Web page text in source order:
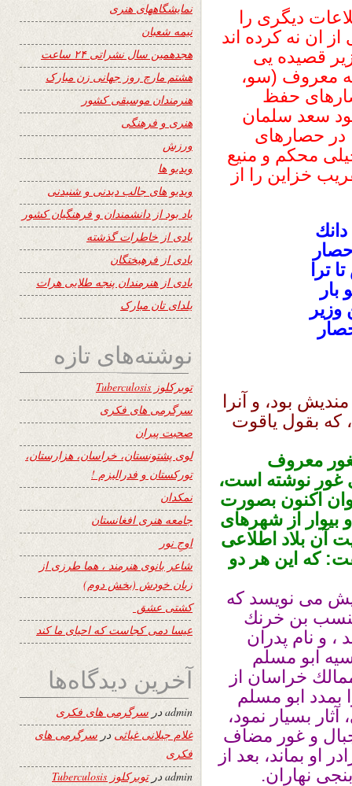
ديگرى را
ان نه كرده‏ اند
قصيده ‏يى
معروف (سو،
حفظ
سعد سلمان
در حصارهاى
محكم و منيع
خزاين را از
ترا
بار
بود، و آنرا
بقول ياقوت
معروف
غور نوشته است،
اكنون بصورت
بيوار از شهرهاى
بلاد اطلاعى
كه اين هر دو
می نویسد که
بن خرنك
و نام پدران
ابو مسلم
خراسان از
بمدد ابو مسلم
بسيار نمود،
و غور مضاف
او بماند، بعد از
نهاران.
نمایشگاههای هنری
نیمه شعبان
هجدهمین سال نشراتی ۲۴ ساعت
هشتم مارچ روز جهانی زن مبارک
هنرمندان موسیقی کشور
هنری و فرهنگی
ورزش
ویدیو ها
ویدیو های جالب دیدنی و شنیدنی
یاد بود از دانشمندان و فرهنگیان کشور
یادی از خاطرات گذشته
یادی از فرهیختگان
یادی از هنرمندان پنجه طلایی هرات
یلدای تان مبارک
نوشته‌های تازه
توبرکلوز Tuberculosis
سرگرمی های فکری
صحبت پیران
لوی پشتونستان، خراسان، هزارستان،
تورکستان و فدرالیزم !
نمکدان
جامعه هنری افغانستان
اوجِ نور
شاعر بانوی هنرمند ، هما طرزی از
زبان خودش (بخش دوم)
کشتی عشق
عیسا دمی کجاست که احیای ما کند
آخرین دیدگاه‌ها
adminدر سرگرمی های فکری
غلام جیلانی غیاثی در سرگرمی های
فکری
adminدرتوبرکلوز Tuberculosis